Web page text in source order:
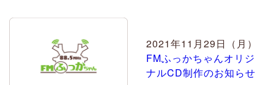
2021年11月29日（月）
FMふっかちゃんオリジ
ナルCD制作のお知らせ